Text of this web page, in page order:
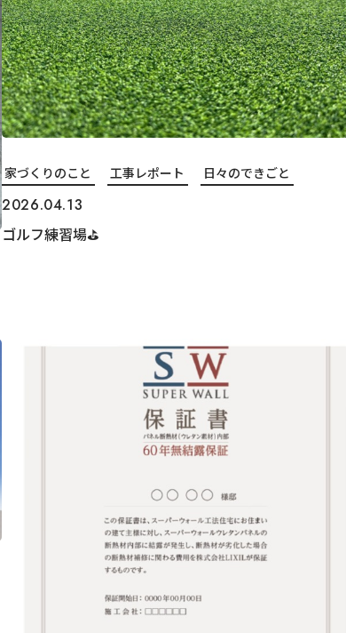
家づくりのこと 工事レポート 日々のできごと
2026.04.13
ゴルフ練習場⛳